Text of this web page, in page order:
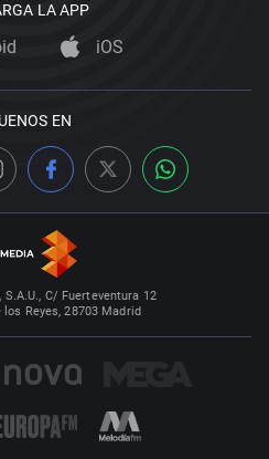
LA APP
iOS
EN
C/ Fuerteventura 12
Reyes, 28703 Madrid